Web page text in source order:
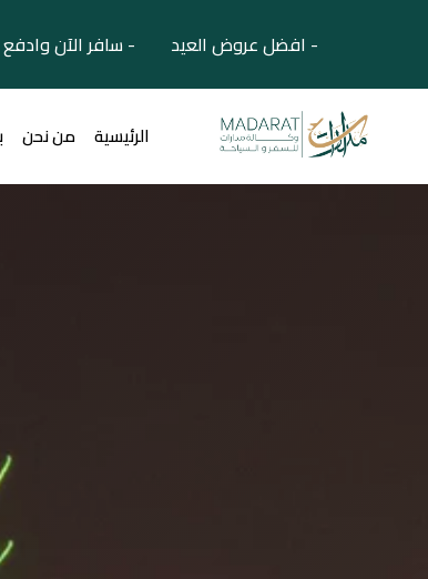
- افضل عروض العيد - سافر الآن وادفع
الرئيسية من نحن